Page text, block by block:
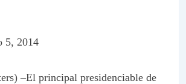
5, 2014
–El principal presidenciable de